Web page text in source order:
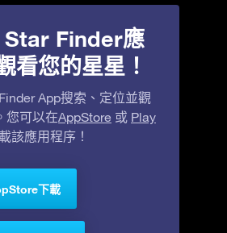
Star Finder應
看您的星星！
App搜索、定位並觀
您可以在AppStore 或 Play
該應用程序！
下載